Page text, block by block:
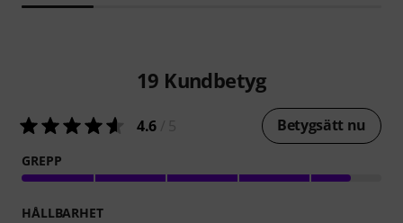
19 Kundbetyg
4.6 Betygsätt nu
GREPP
HÅLLBARHET